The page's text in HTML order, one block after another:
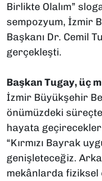
Birlikte Olalım”
sempozyum, İzmir
Başkanı Dr. Cemil
gerçekleşti.
Başkan Tugay, üç
İzmir Büyükşehir
önümüzdeki süreçte
hayata
“Kırmızı Bayrak
genişleteceğiz.
mekânlarda